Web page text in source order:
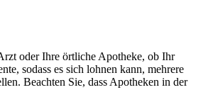
oder Ihre örtliche Apotheke, ob Ihr
sodass es sich lohnen kann, mehrere
Beachten Sie, dass Apotheken in der